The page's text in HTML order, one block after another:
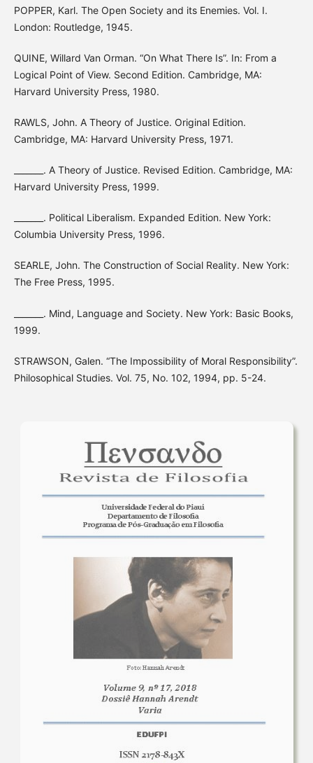
POPPER, Karl. The Open Society and its Enemies. Vol. I.
London: Routledge, 1945.
QUINE, Willard Van Orman. “On What There Is”. In: From a
Logical Point of View. Second Edition. Cambridge, MA:
Harvard University Press, 1980.
RAWLS, John. A Theory of Justice. Original Edition.
Cambridge, MA: Harvard University Press, 1971.
_______. A Theory of Justice. Revised Edition. Cambridge, MA:
Harvard University Press, 1999.
_______. Political Liberalism. Expanded Edition. New York:
Columbia University Press, 1996.
SEARLE, John. The Construction of Social Reality. New York:
The Free Press, 1995.
_______. Mind, Language and Society. New York: Basic Books,
1999.
STRAWSON, Galen. “The Impossibility of Moral Responsibility”.
Philosophical Studies. Vol. 75, No. 102, 1994, pp. 5-24.